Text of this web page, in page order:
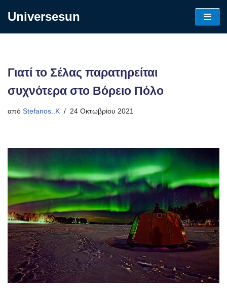
Universesun
Γιατί το Σέλας παρατηρείται
συχνότερα στο Βόρειο Πόλο
από Stefanos..K 24 Οκτωβρίου 2021